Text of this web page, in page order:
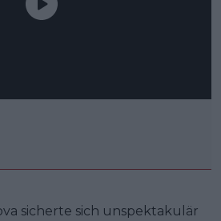
sicherte sich unspektakulär